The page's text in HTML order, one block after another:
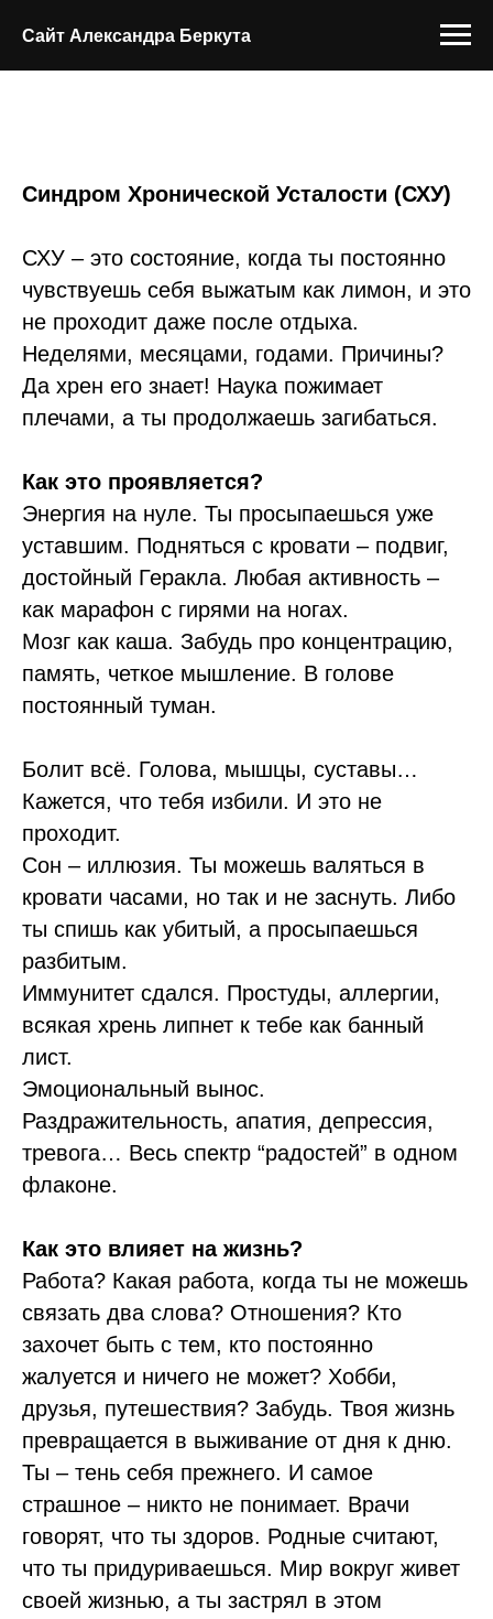
Сайт Александра Беркута
Синдром Хронической Усталости (СХУ)
СХУ – это состояние, когда ты постоянно
чувствуешь себя выжатым как лимон, и это
не проходит даже после отдыха.
Неделями, месяцами, годами. Причины?
Да хрен его знает! Наука пожимает
плечами, а ты продолжаешь загибаться.
Как это проявляется?
Энергия на нуле. Ты просыпаешься уже
уставшим. Подняться с кровати – подвиг,
достойный Геракла. Любая активность –
как марафон с гирями на ногах.
Мозг как каша. Забудь про концентрацию,
память, четкое мышление. В голове
постоянный туман.
Болит всё. Голова, мышцы, суставы…
Кажется, что тебя избили. И это не
проходит.
Сон – иллюзия. Ты можешь валяться в
кровати часами, но так и не заснуть. Либо
ты спишь как убитый, а просыпаешься
разбитым.
Иммунитет сдался. Простуды, аллергии,
всякая хрень липнет к тебе как банный
лист.
Эмоциональный вынос.
Раздражительность, апатия, депрессия,
тревога… Весь спектр “радостей” в одном
флаконе.
Как это влияет на жизнь?
Работа? Какая работа, когда ты не можешь
связать два слова? Отношения? Кто
захочет быть с тем, кто постоянно
жалуется и ничего не может? Хобби,
друзья, путешествия? Забудь. Твоя жизнь
превращается в выживание от дня к дню.
Ты – тень себя прежнего. И самое
страшное – никто не понимает. Врачи
говорят, что ты здоров. Родные считают,
что ты придуриваешься. Мир вокруг живет
своей жизнью, а ты застрял в этом